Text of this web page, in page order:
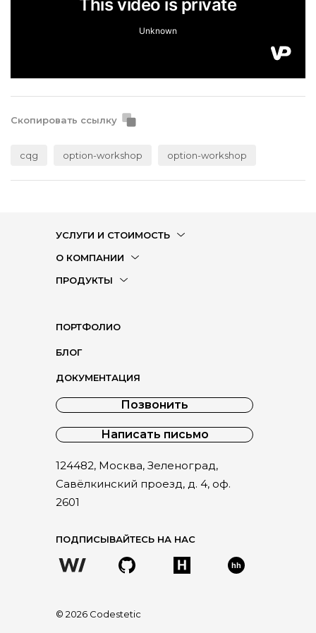
Скопировать ссылку
cqg option-workshop option-workshop
УСЛУГИ И СТОИМОСТЬ
О КОМПАНИИ
ПРОДУКТЫ
ПОРТФОЛИО
БЛОГ
ДОКУМЕНТАЦИЯ
Позвонить
Написать письмо
124482, Москва, Зеленоград,
Савёлкинский проезд, д. 4, оф.
2601
ПОДПИСЫВАЙТЕСЬ НА НАС
hh
© 2026 Codestetic